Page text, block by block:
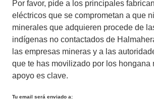
Por favor, pide a los principales
eléctricos que se comprometan a que
minerales que adquieren procede de
indígenas no contactados de
las empresas mineras y a las
que te has movilizado por los hongana
apoyo es clave.
Tu email será enviado a: